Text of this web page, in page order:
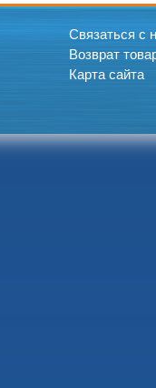
Связаться с
Возврат
Карта сайта